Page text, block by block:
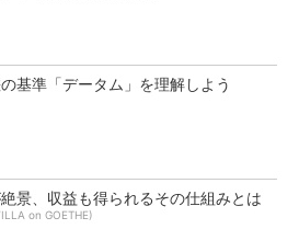
基準「データム」を理解しよう
景、収益も得られるその仕組みとは
on GOETHE)